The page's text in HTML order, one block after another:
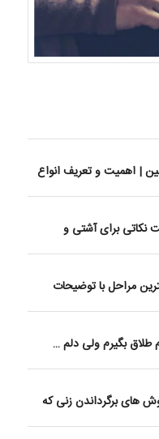
| اهمیت و تعریف انواع
نکاتی برای آشتی و
مراحل با توضیحات
طلاق بگیرم ولی دلم …
های برگرداندن زنی که